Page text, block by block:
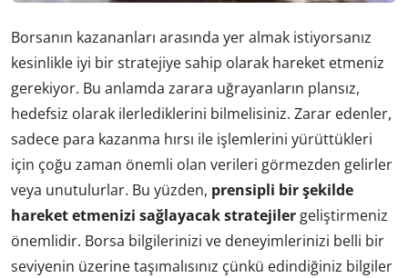
Borsanın kazananları arasında yer almak istiyorsanız
kesinlikle iyi bir stratejiye sahip olarak hareket etmeniz
gerekiyor. Bu anlamda zarara uğrayanların plansız,
hedefsiz olarak ilerlediklerini bilmelisiniz. Zarar edenler,
sadece para kazanma hırsı ile işlemlerini yürüttükleri
için çoğu zaman önemli olan verileri görmezden gelirler
veya unutulurlar. Bu yüzden, prensipli bir şekilde
hareket etmenizi sağlayacak stratejilergeliştirmeniz
önemlidir. Borsa bilgilerinizi ve deneyimlerinizi belli bir
seviyenin üzerine taşımalısınız çünkü edindiğiniz bilgiler